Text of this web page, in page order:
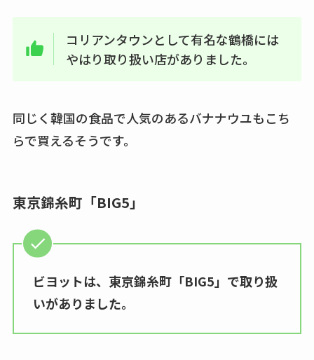
コリアンタウンとして有名な鶴橋には
やはり取り扱い店がありました。
同じく韓国の食品で人気のあるバナナウユもこち
らで買えるそうです。
東京錦糸町「BIG5」
ビヨットは、東京錦糸町「BIG5」で取り扱
いがありました。